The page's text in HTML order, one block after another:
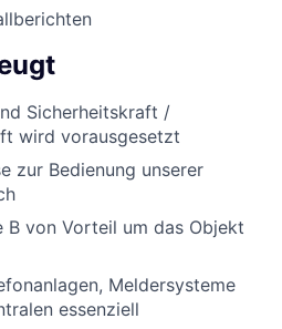
Sicherheitskraft /
wird vorausgesetzt
zur Bedienung unserer
B von Vorteil um das Objekt
Meldersysteme
essenziell